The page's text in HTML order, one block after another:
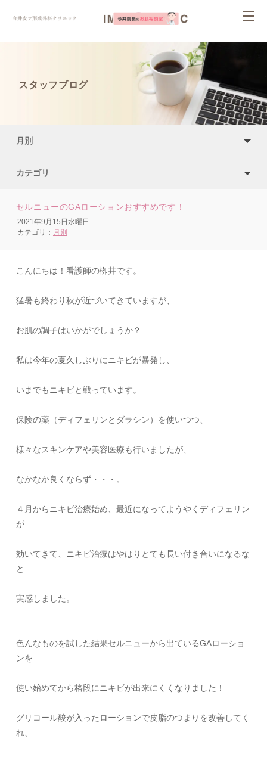
スタッフブログ
月別
カテゴリ
セルニューのGAローションおすすめです！
2021年9月15日水曜日
カテゴリ： 月別
こんにちは！看護師の栁井です。
猛暑も終わり秋が近づいてきていますが、
お肌の調子はいかがでしょうか？
私は今年の夏久しぶりにニキビが暴発し、
いまでもニキビと戦っています。
保険の薬（ディフェリンとダラシン）を使いつつ、
様々なスキンケアや美容医療も行いましたが、
なかなか良くならず・・・。
４月からニキビ治療始め、最近になってようやくディフェリン
が
効いてきて、ニキビ治療はやはりとても長い付き合いになるな
と
実感しました。
色んなものを試した結果セルニューから出ているGAローショ
ンを
使い始めてから格段にニキビが出来にくくなりました！
グリコール酸が入ったローションで皮脂のつまりを改善してく
れ、